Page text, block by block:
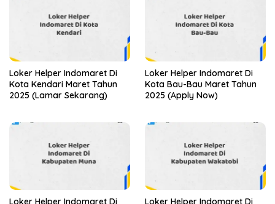
Loker Helper Indomaret Di
Kota Kendari Maret Tahun
2025 (Lamar Sekarang)
Loker Helper Indomaret Di
Kota Bau-Bau Maret Tahun
2025 (Apply Now)